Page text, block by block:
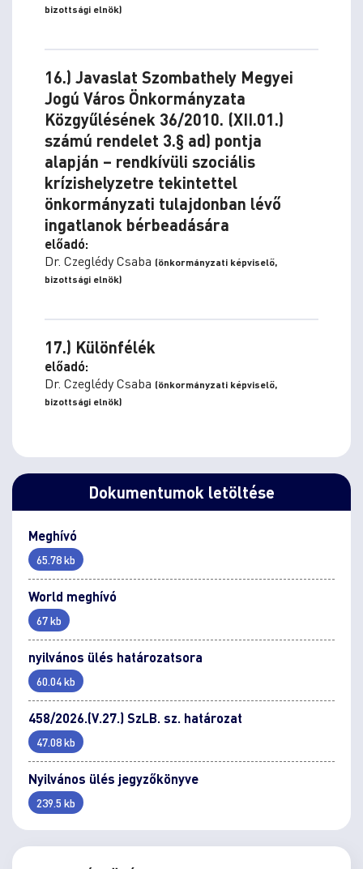
bizottsági elnök)
16.) Javaslat Szombathely Megyei
Jogú Város Önkormányzata
Közgyűlésének 36/2010. (XII.01.)
számú rendelet 3.§ ad) pontja
alapján – rendkívüli szociális
krízishelyzetre tekintettel
önkormányzati tulajdonban lévő
ingatlanok bérbeadására
előadó:
Dr. Czeglédy Csaba (önkormányzati képviselő,
bizottsági elnök)
17.) Különfélék
előadó:
Dr. Czeglédy Csaba (önkormányzati képviselő,
bizottsági elnök)
Dokumentumok letöltése
Meghívó
65.78 kb
World meghívó
67 kb
nyilvános ülés határozatsora
60.04 kb
458/2026.(V.27.) SzLB. sz. határozat
47.08 kb
Nyilvános ülés jegyzőkönyve
239.5 kb